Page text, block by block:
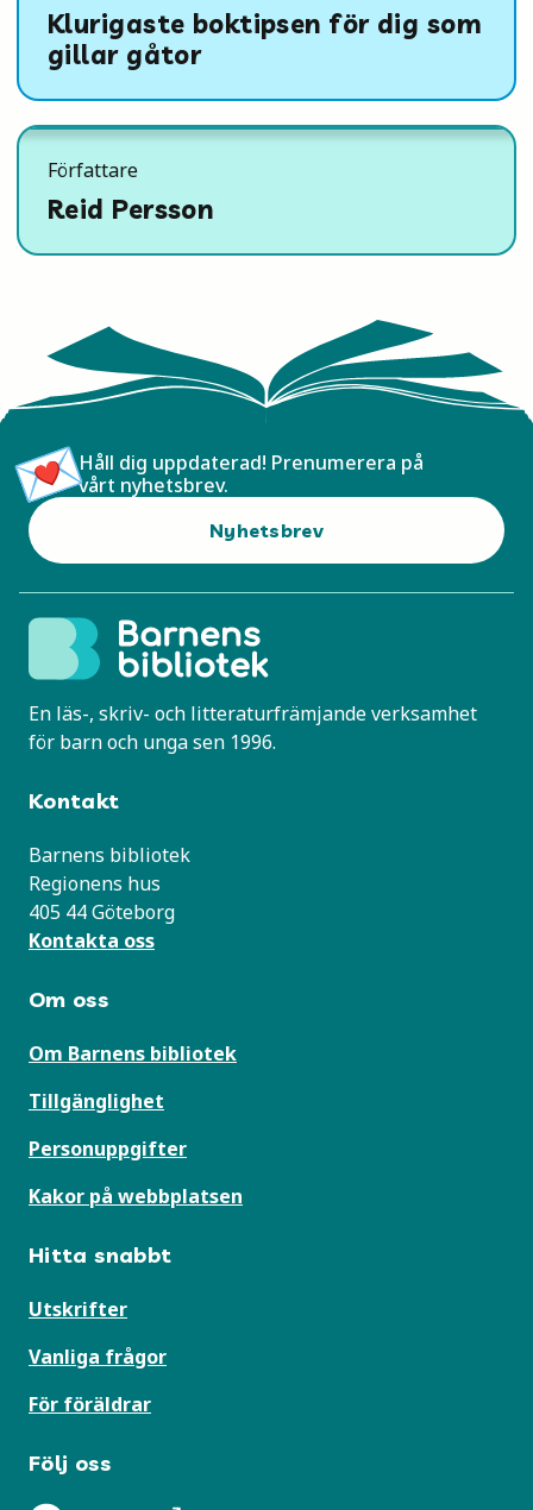
Klurigaste boktipsen för dig som
gillar gåtor
Reid Persson
Författare
Håll dig uppdaterad! Prenumerera på
vårt nyhetsbrev.
Nyhetsbrev
En läs-, skriv- och litteraturfrämjande verksamhet
för barn och unga sen 1996.
Kontakt
Barnens bibliotek
Regionens hus
405 44 Göteborg
Kontakta oss
Om oss
Om Barnens bibliotek
Tillgänglighet
Personuppgifter
Kakor på webbplatsen
Hitta snabbt
Utskrifter
Vanliga frågor
För föräldrar
Följ oss